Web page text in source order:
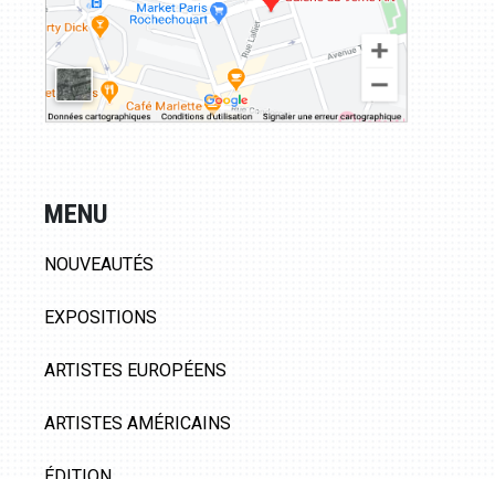
MENU
NOUVEAUTÉS
EXPOSITIONS
ARTISTES EUROPÉENS
ARTISTES AMÉRICAINS